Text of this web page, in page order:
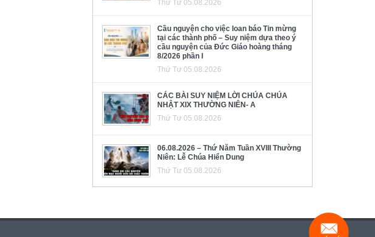
Thứ Tư 05.08.2026
Cầu nguyện cho việc loan báo Tin mừng
tại các thành phố – Suy niệm dựa theo ý
cầu nguyện của Đức Giáo hoàng tháng
8/2026 phần I
Thứ Tư 05.08.2026
CÁC BÀI SUY NIỆM LỜI CHÚA CHÚA
NHẬT XIX THƯỜNG NIÊN- A
Thứ Tư 05.08.2026
06.08.2026 – Thứ Năm Tuần XVIII Thường
Niên: Lễ Chúa Hiển Dung
Thứ Tư 05.08.2026